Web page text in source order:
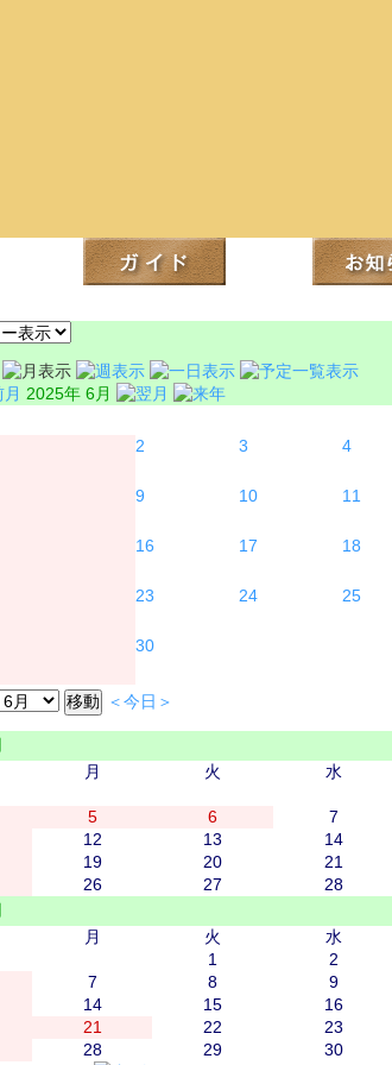
2025年 6月
2 3 4
9 10 11
16 17 18
23 24 25
30
＜今日＞
月 火 水
5 6 7
12 13 14
19 20 21
26 27 28
月 火 水
1
2
7 8 9
14 15 16
21 22 23
28 29 30